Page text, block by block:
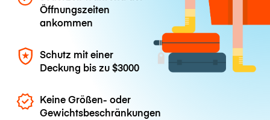
Öffnungszeiten
ankommen
Schutz mit einer
Deckung bis zu$3000
Keine Größen- oder
Gewichtsbeschränkungen